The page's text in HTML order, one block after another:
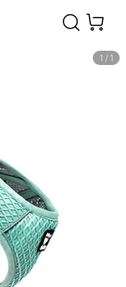
1 / 1